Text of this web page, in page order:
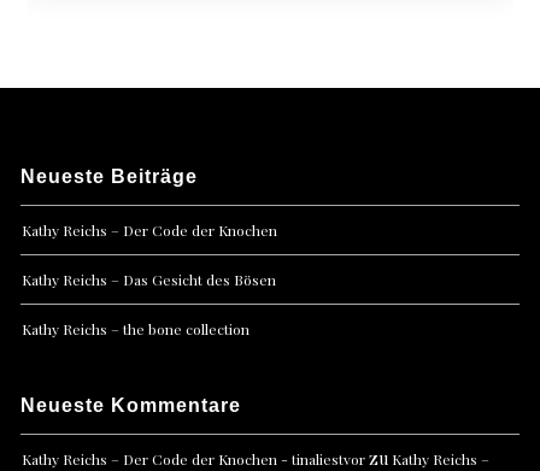
Neueste Beiträge
Kathy Reichs – Der Code der Knochen
Kathy Reichs – Das Gesicht des Bösen
Kathy Reichs – the bone collection
Neueste Kommentare
Kathy Reichs – Der Code der Knochen - tinaliestvorzu Kathy Reichs –